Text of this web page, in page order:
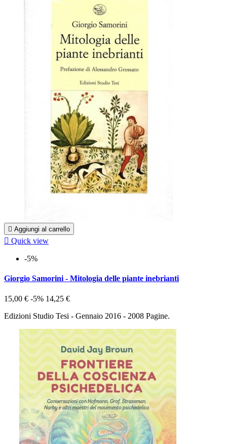
 Aggiungi al carrello
 Quick view
-5%
Giorgio Samorini - Mitologia delle piante inebrianti
15,00 € -5% 14,25 €
Edizioni Studio Tesi - Gennaio 2016 - 2008 Pagine.